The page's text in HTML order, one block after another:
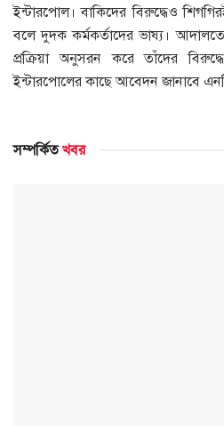
ইন্টারপোল। বাকিদের বিরুদ্ধেও
বলে দুদক কর্মকর্তাদের ভাষ্য।
প্রক্রিয়া অনুসরন করে তাঁদের
ইন্টারপোলের কাছে আবেদন জানাবে
সম্পর্কিতখবর